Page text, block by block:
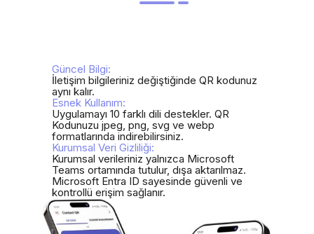
Güncel Bilgi:
İletişim bilgileriniz değiştiğinde QR kodunuz
aynı kalır.
Esnek Kullanım:
Uygulamayı 10 farklı dili destekler. QR
Kodunuzu jpeg, png, svg ve webp
formatlarında indirebilirsiniz.
Kurumsal Veri Gizliliği:
Kurumsal verileriniz yalnızca Microsoft
Teams ortamında tutulur, dışa aktarılmaz.
Microsoft Entra ID sayesinde güvenli ve
kontrollü erişim sağlanır.